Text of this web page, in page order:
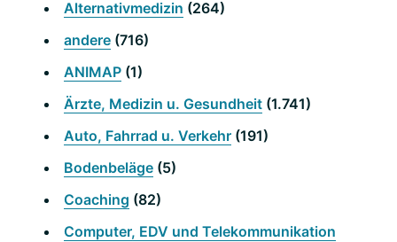
Alternativmedizin (264)
andere (716)
ANIMAP (1)
Ärzte, Medizin u. Gesundheit (1.741)
Auto, Fahrrad u. Verkehr (191)
Bodenbeläge (5)
Coaching (82)
Computer, EDV und Telekommunikation